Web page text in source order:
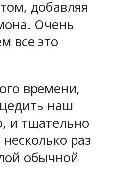
добавляя
Очень
все это
времени,
наш
и тщательно
раз
обычной